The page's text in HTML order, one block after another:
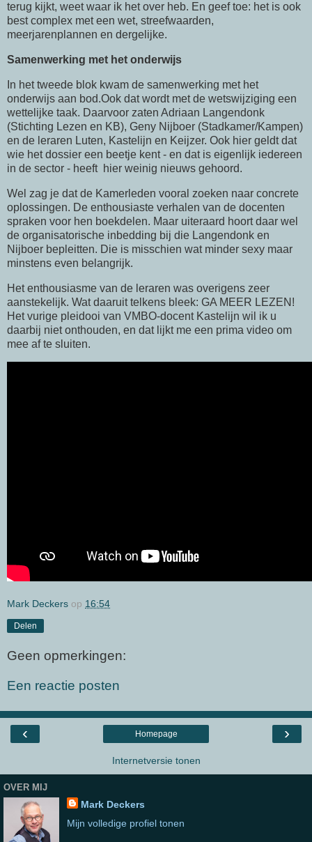
terug kijkt, weet waar ik het over heb. En geef toe: het is ook
best complex met een wet, streefwaarden,
meerjarenplannen en dergelijke.
Samenwerking met het onderwijs
In het tweede blok kwam de samenwerking met het
onderwijs aan bod.Ook dat wordt met de wetswijziging een
wettelijke taak. Daarvoor zaten Adriaan Langendonk
(Stichting Lezen en KB), Geny Nijboer (Stadkamer/Kampen)
en de leraren Luten, Kastelijn en Keijzer. Ook hier geldt dat
wie het dossier een beetje kent - en dat is eigenlijk iedereen
in de sector - heeft hier weinig nieuws gehoord.
Wel zag je dat de Kamerleden vooral zoeken naar concrete
oplossingen. De enthousiaste verhalen van de docenten
spraken voor hen boekdelen. Maar uiteraard hoort daar wel
de organisatorische inbedding bij die Langendonk en
Nijboer bepleitten. Die is misschien wat minder sexy maar
minstens even belangrijk.
Het enthousiasme van de leraren was overigens zeer
aanstekelijk. Wat daaruit telkens bleek: GA MEER LEZEN!
Het vurige pleidooi van VMBO-docent Kastelijn wil ik u
daarbij niet onthouden, en dat lijkt me een prima video om
mee af te sluiten.
Mark Deckers op 16:54
Delen
Geen opmerkingen:
Een reactie posten
‹ ›
Homepage
Internetversie tonen
OVER MIJ
Mark Deckers
Mijn volledige profiel tonen